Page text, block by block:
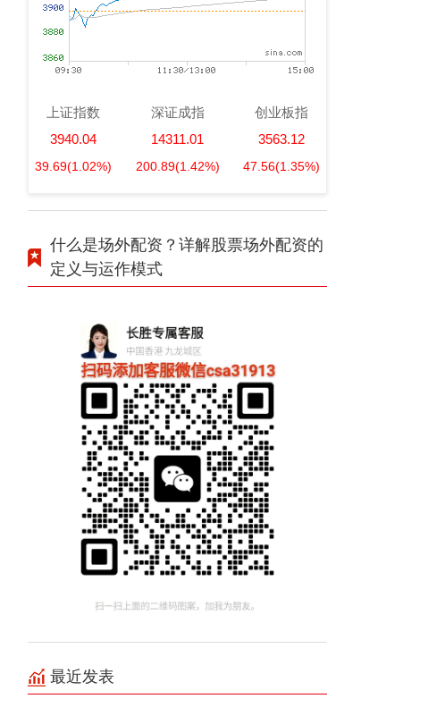
上证指数
3940.04
39.69(1.02%)
深证成指
14311.01
200.89(1.42%)
创业板指
3563.12
47.56(1.35%)
什么是场外配资？详解股票场外配资的
定义与运作模式
最近发表